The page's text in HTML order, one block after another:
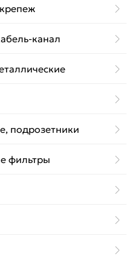
канал
подрозетники
фильтры